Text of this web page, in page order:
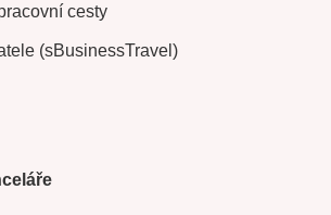
cesty
(sBusinessTravel)